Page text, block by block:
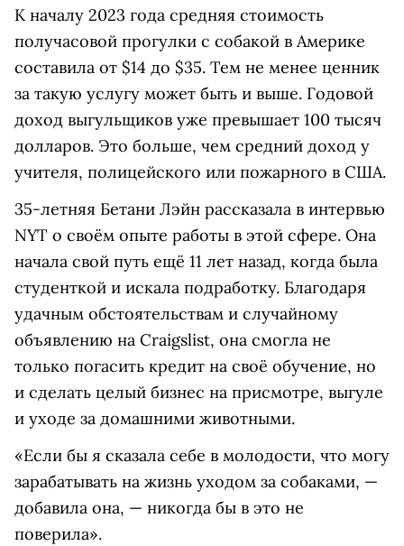
К началу 2023 года средняя стоимость
получасовой прогулки с собакой в Америке
составила от $14 до $35. Тем не менее ценник
за такую услугу может быть и выше. Годовой
доход выгульщиков уже превышает 100 тысяч
долларов. Это больше, чем средний доход у
учителя, полицейского или пожарного в США.
35-летняя Бетани Лэйн рассказала в интервью
NYT о своём опыте работы в этой сфере. Она
начала свой путь ещё 11 лет назад, когда была
студенткой и искала подработку. Благодаря
удачным обстоятельствам и случайному
объявлению на Craigslist, она смогла не
только погасить кредит на своё обучение, но
и сделать целый бизнес на присмотре, выгуле
и уходе за домашними животными.
«Если бы я сказала себе в молодости, что могу
зарабатывать на жизнь уходом за собаками, —
добавила она, — никогда бы в это не
поверила».